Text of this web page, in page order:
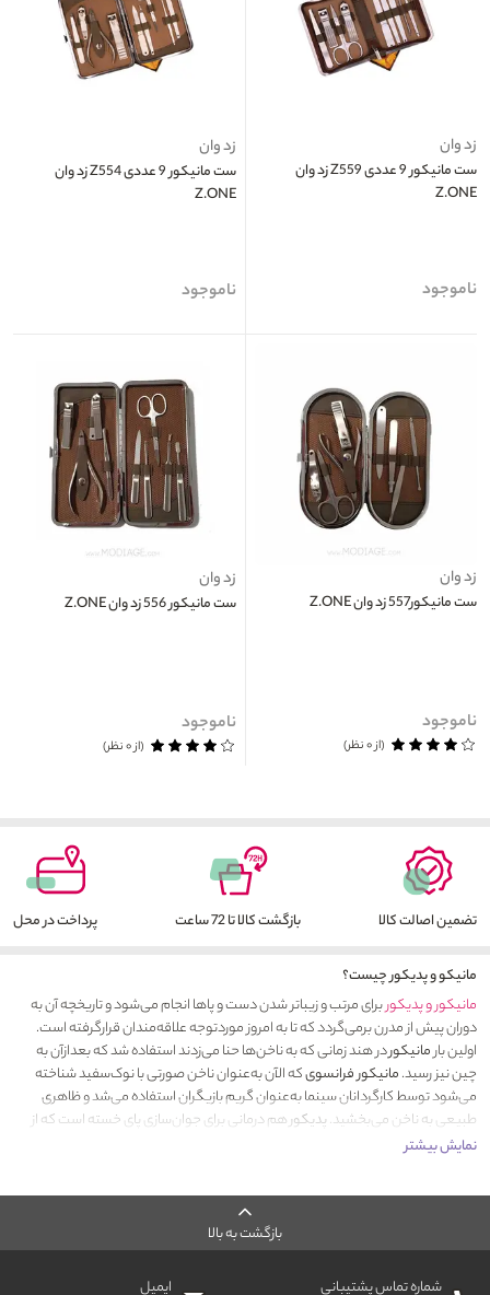
زد وان
ست مانيکور 9 عددی Z559 زد وان
Z.ONE
ناموجود
زد وان
ست مانيکور 9 عددی Z554 زد وان
Z.ONE
ناموجود
زد وان
ست مانیکور557 زد وان Z.ONE
ناموجود
(از ۰ نظر)
زد وان
ست مانیکور 556 زد وان Z.ONE
ناموجود
(از ۰ نظر)
تضمین اصالت کالا بازگشت کالا تا 72 ساعت پرداخت در محل
مانیکو و پدیکور چیست؟
مانیکور و پدیکوربرای مرتب و زیباتر شدن دست و پاها انجام می‌شود و تاریخچه آن به
دوران پیش از مدرن برمی‌گردد که تا به امروز موردتوجه علاقه‌مندان قرارگرفته است.
اولین بارمانیکوردر هند زمانی که به ناخن‌ها حنا می‌زدند استفاده شد که بعدازآن به
چین نیز رسید.مانیکور فرانسویکه الآن به‌عنوان ناخن صورتی با نوک‌سفید شناخته
می‌شود توسط کارگردانان سینما به‌عنوان گریم بازیگران استفاده می‌شد و ظاهری
طبیعی به ناخن می‌بخشید.پدیکورهم درمانی برای جوان‌سازی پای خسته است که از
مانیکور و پدیکور
پوست و طول عمر ناخن را افزایش می‌دهد.
نمایش بیشتر
بازگشت به بالا
شماره تماس پشتیبانی ایمیل